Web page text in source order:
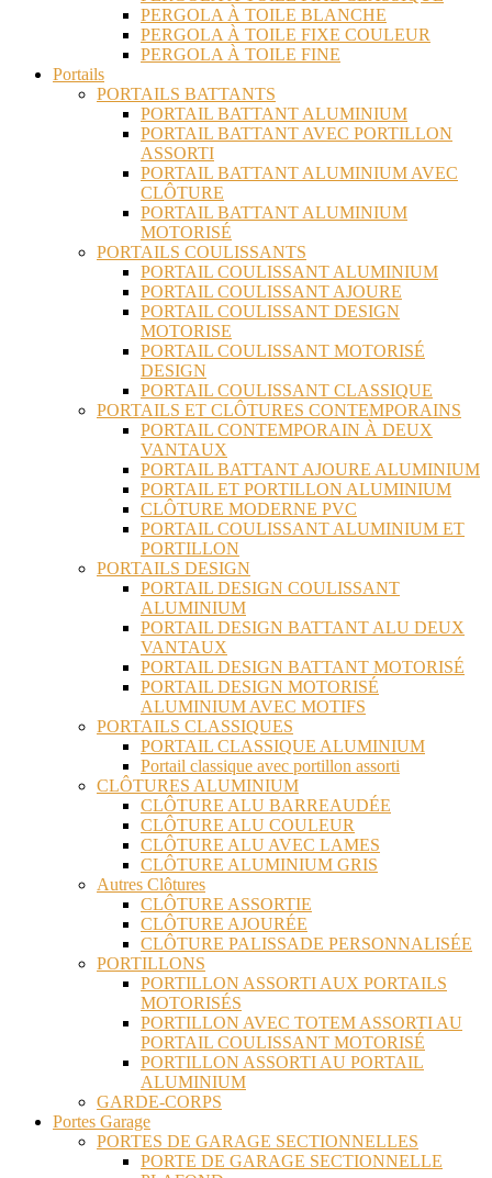
PERGOLA À TOILE BLANCHE
PERGOLA À TOILE FIXE COULEUR
PERGOLA À TOILE FINE
Portails
PORTAILS BATTANTS
PORTAIL BATTANT ALUMINIUM
PORTAIL BATTANT AVEC PORTILLON
ASSORTI
PORTAIL BATTANT ALUMINIUM AVEC
CLÔTURE
PORTAIL BATTANT ALUMINIUM
MOTORISÉ
PORTAILS COULISSANTS
PORTAIL COULISSANT ALUMINIUM
PORTAIL COULISSANT AJOURE
PORTAIL COULISSANT DESIGN
MOTORISE
PORTAIL COULISSANT MOTORISÉ
DESIGN
PORTAIL COULISSANT CLASSIQUE
PORTAILS ET CLÔTURES CONTEMPORAINS
PORTAIL CONTEMPORAIN À DEUX
VANTAUX
PORTAIL BATTANT AJOURE ALUMINIUM
PORTAIL ET PORTILLON ALUMINIUM
CLÔTURE MODERNE PVC
PORTAIL COULISSANT ALUMINIUM ET
PORTILLON
PORTAILS DESIGN
PORTAIL DESIGN COULISSANT
ALUMINIUM
PORTAIL DESIGN BATTANT ALU DEUX
VANTAUX
PORTAIL DESIGN BATTANT MOTORISÉ
PORTAIL DESIGN MOTORISÉ
ALUMINIUM AVEC MOTIFS
PORTAILS CLASSIQUES
PORTAIL CLASSIQUE ALUMINIUM
Portail classique avec portillon assorti
CLÔTURES ALUMINIUM
CLÔTURE ALU BARREAUDÉE
CLÔTURE ALU COULEUR
CLÔTURE ALU AVEC LAMES
CLÔTURE ALUMINIUM GRIS
Autres Clôtures
CLÔTURE ASSORTIE
CLÔTURE AJOURÉE
CLÔTURE PALISSADE PERSONNALISÉE
PORTILLONS
PORTILLON ASSORTI AUX PORTAILS
MOTORISÉS
PORTILLON AVEC TOTEM ASSORTI AU
PORTAIL COULISSANT MOTORISÉ
PORTILLON ASSORTI AU PORTAIL
ALUMINIUM
GARDE-CORPS
Portes Garage
PORTES DE GARAGE SECTIONNELLES
PORTE DE GARAGE SECTIONNELLE